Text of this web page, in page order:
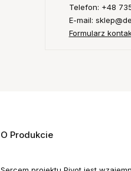
Telefon: +48
E-mail:
Formularz
O Produkcie